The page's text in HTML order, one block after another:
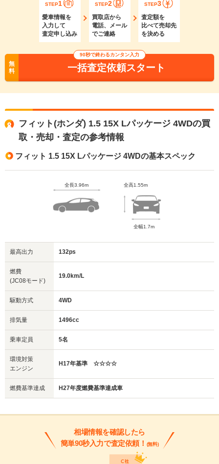
STEP1
愛車情報を
入力して
査定申し込み
STEP2
買取店から
電話、メール
でご連絡
STEP3
査定額を
比べて売却先
を決める
無
料
90秒で終わるカンタン入力
一括査定依頼スタート
フィット(ホンダ) 1.5 15X Lパッケージ 4WDの買
取・売却・査定の参考情報
フィット 1.5 15X Lパッケージ 4WDの基本スペック
全長3.96m 全高1.55m
全幅1.7m
最高出力 132ps
燃費
(JC08モード)
19.0km/L
駆動方式 4WD
排気量 1496cc
乗車定員 5名
環境対策
エンジン
H17年基準 ☆☆☆☆
燃費基準達成 H27年度燃費基準達成車
相場情報を確認したら
簡単90秒入力で査定依頼！ (無料)